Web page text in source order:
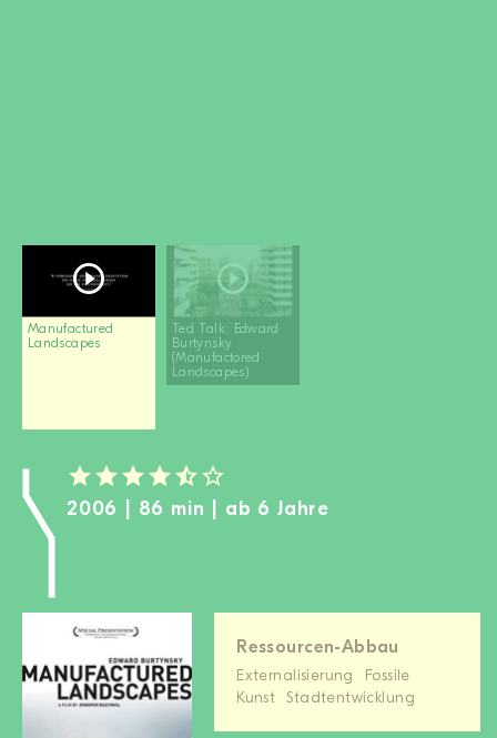
Manufactured
Landscapes
Ted Talk: Edward
Burtynsky
(Manufactored
Landscapes)
2006 | 86 min | ab 6 Jahre
Ressourcen-Abbau
Externalisierung
Fossile
Kunst
Stadtentwicklung
Film-Kits
Login